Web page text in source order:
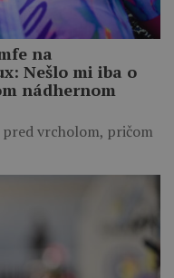
na
Nešlo mi iba o
nádhernom
vrcholom, pričom